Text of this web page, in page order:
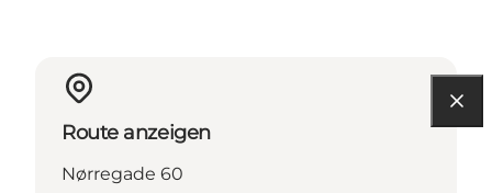
Route anzeigen
Nørregade 60